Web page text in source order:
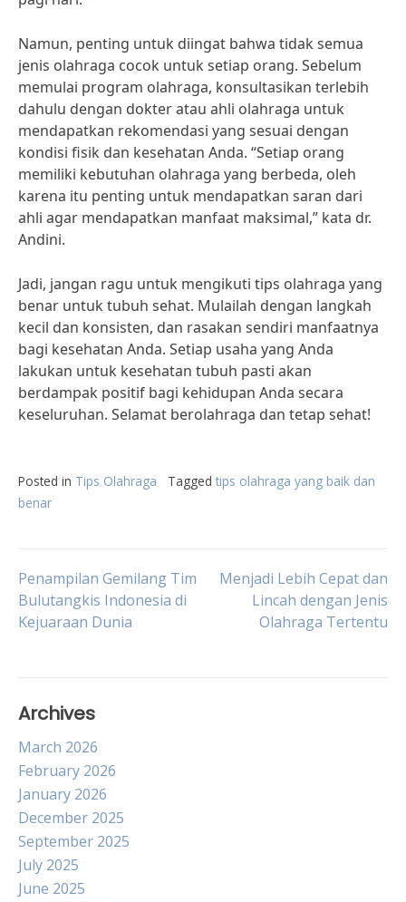
Namun, penting untuk diingat bahwa tidak semua
jenis olahraga cocok untuk setiap orang. Sebelum
memulai program olahraga, konsultasikan terlebih
dahulu dengan dokter atau ahli olahraga untuk
mendapatkan rekomendasi yang sesuai dengan
kondisi fisik dan kesehatan Anda. “Setiap orang
memiliki kebutuhan olahraga yang berbeda, oleh
karena itu penting untuk mendapatkan saran dari
ahli agar mendapatkan manfaat maksimal,” kata dr.
Andini.
Jadi, jangan ragu untuk mengikuti tips olahraga yang
benar untuk tubuh sehat. Mulailah dengan langkah
kecil dan konsisten, dan rasakan sendiri manfaatnya
bagi kesehatan Anda. Setiap usaha yang Anda
lakukan untuk kesehatan tubuh pasti akan
berdampak positif bagi kehidupan Anda secara
keseluruhan. Selamat berolahraga dan tetap sehat!
Posted in Tips Olahraga Tagged tips olahraga yang baik dan
benar
Post
navigation
Penampilan Gemilang Tim
Bulutangkis Indonesia di
Kejuaraan Dunia
Menjadi Lebih Cepat dan
Lincah dengan Jenis
Olahraga Tertentu
Archives
March 2026
February 2026
January 2026
December 2025
September 2025
July 2025
June 2025